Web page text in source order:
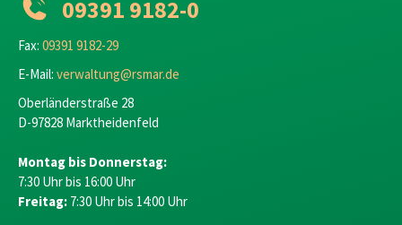
09391 9182-0
Fax: 09391 9182-29
E-Mail: verwaltung@rsmar.de
Oberländerstraße 28
D-97828 Marktheidenfeld
Montag bis Donnerstag:
7:30 Uhr bis 16:00 Uhr
Freitag: 7:30 Uhr bis 14:00 Uhr